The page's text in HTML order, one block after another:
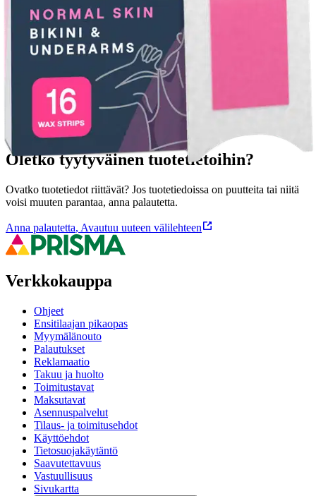
• Katso ohjevideon vinkit parhaaseen lopputulokseen • Sisältää
sheavoita, joka tunnetaan kosteuttavista ominaisuuksistaan. Kuorii
ihoa. Pitää ihon sileänä jopa 28 päivää. *1.5mm
Ominaisuudet
Oletko tyytyväinen tuotetietoihin?
Ovatko tuotetiedot riittävät? Jos tuotetiedoissa on puutteita tai niitä
voisi muuten parantaa, anna palautetta.
Anna palautetta, Avautuu uuteen välilehteen
Verkkokauppa
Ohjeet
Ensitilaajan pikaopas
Myymälänouto
Palautukset
Reklamaatio
Takuu ja huolto
Toimitustavat
Maksutavat
Asennuspalvelut
Tilaus- ja toimitusehdot
Käyttöehdot
Tietosuojakäytäntö
Saavutettavuus
Vastuullisuus
Sivukartta